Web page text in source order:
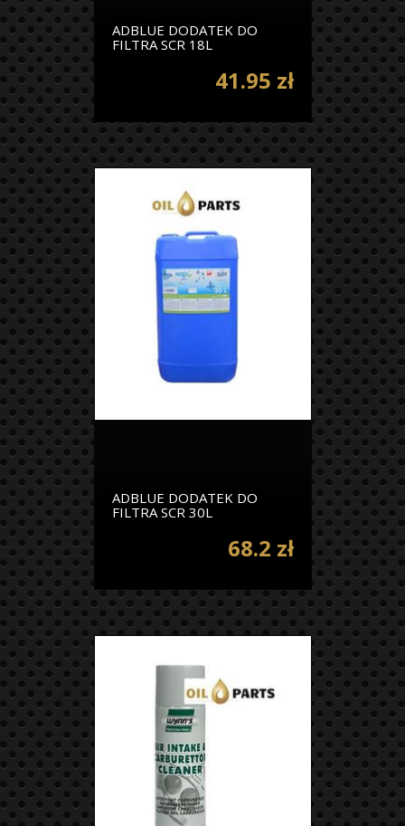
ADBLUE DODATEK DO
FILTRA SCR 18L
41.95 zł
ADBLUE DODATEK DO
FILTRA SCR 30L
68.2 zł